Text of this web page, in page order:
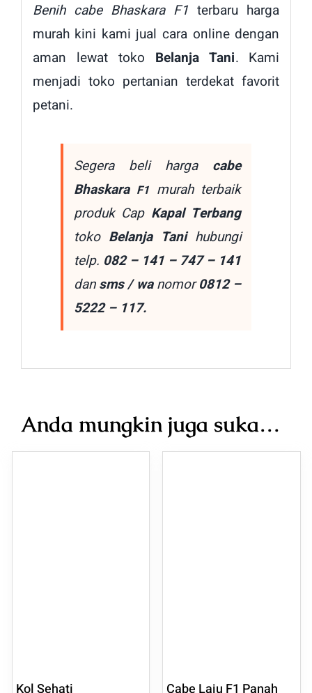
Benih cabe Bhaskara F1 terbaru harga
murah kini kami jual cara online dengan
aman lewat toko Belanja Tani. Kami
menjadi toko pertanian terdekat favorit
petani.
Segera beli harga cabe
Bhaskara F1 murah terbaik
produk Cap Kapal Terbang
toko Belanja Tanihubungi
telp. 082 – 141 – 747 – 141
dansms / wanomor0812 –
5222 – 117.
Anda mungkin juga suka…